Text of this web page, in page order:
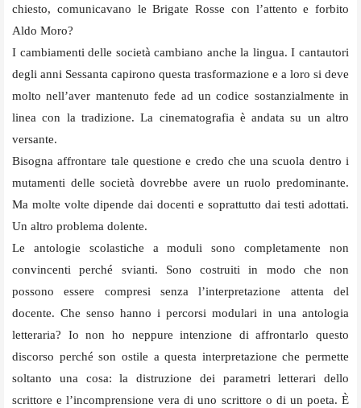
chiesto, comunicavano le Brigate Rosse con l’attento e forbito
Aldo Moro?
I cambiamenti delle società cambiano anche la lingua. I cantautori
degli anni Sessanta capirono questa trasformazione e a loro si deve
molto nell’aver mantenuto fede ad un codice sostanzialmente in
linea con la tradizione. La cinematografia è andata su un altro
versante.
Bisogna affrontare tale questione e credo che una scuola dentro i
mutamenti delle società dovrebbe avere un ruolo predominante.
Ma molte volte dipende dai docenti e soprattutto dai testi adottati.
Un altro problema dolente.
Le antologie scolastiche a moduli sono completamente non
convincenti perché svianti. Sono costruiti in modo che non
possono essere compresi senza l’interpretazione attenta del
docente. Che senso hanno i percorsi modulari in una antologia
letteraria? Io non ho neppure intenzione di affrontarlo questo
discorso perché son ostile a questa interpretazione che permette
soltanto una cosa: la distruzione dei parametri letterari dello
scrittore e l’incomprensione vera di uno scrittore o di un poeta. È